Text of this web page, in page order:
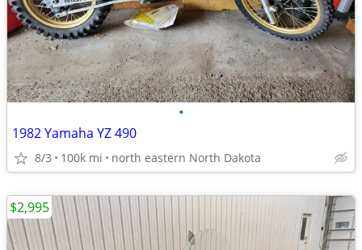
•
1982 Yamaha YZ 490
8/3 100k mi north eastern North Dakota
$2,995